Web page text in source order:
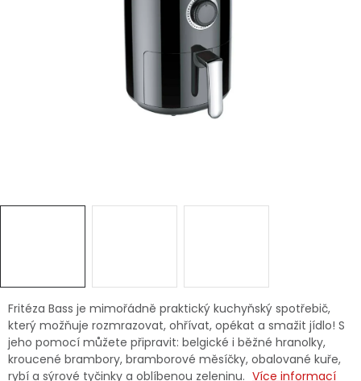
Značky
Fritéza Bass je mimořádně praktický kuchyňský spotřebič,
který možňuje rozmrazovat, ohřívat, opékat a smažit jídlo! S
jeho pomocí můžete připravit: belgické i běžné hranolky,
kroucené brambory, bramborové měsíčky, obalované kuře,
rybí a sýrové tyčinky a oblíbenou zeleninu. Více informací